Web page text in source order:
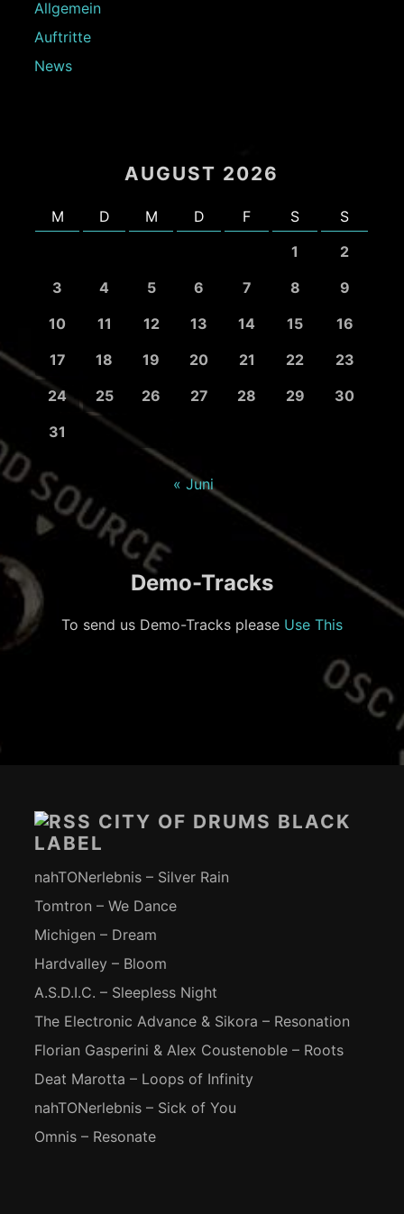
Allgemein
Auftritte
News
AUGUST 2026
M D M D F S
S
1
2
3
4 5 6 7 8
9
10
11 12 13 14 15
16
17
18 19 20 21 22
23
24
25 26 27 28 29
30
31
« Juni
Demo-Tracks
To send us Demo-Tracks please Use This
CITY OF DRUMS BLACK
LABEL
nahTONerlebnis – Silver Rain
Tomtron – We Dance
Michigen – Dream
Hardvalley – Bloom
A.S.D.I.C. – Sleepless Night
The Electronic Advance & Sikora – Resonation
Florian Gasperini & Alex Coustenoble – Roots
Deat Marotta – Loops of Infinity
nahTONerlebnis – Sick of You
Omnis – Resonate